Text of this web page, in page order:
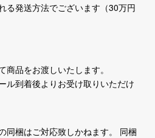
る発送方法でございます（30万円
品をお渡しいたします。
ル到着後よりお受け取りいただけ
同梱はご対応致しかねます。 同梱